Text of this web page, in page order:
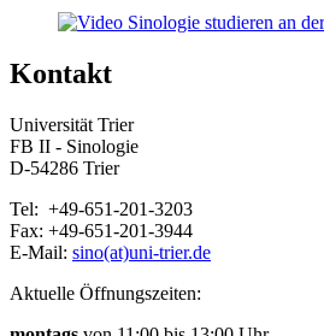
Kontakt
Universität Trier
FB II - Sinologie
D-54286 Trier
Tel: +49-651-201-3203
Fax: +49-651-201-3944
E-Mail: sino(at)uni-trier.de
Aktuelle Öffnungszeiten: